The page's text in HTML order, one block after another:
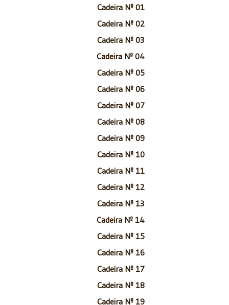
Cadeira Nº 01
Cadeira Nº 02
Cadeira Nº 03
Cadeira Nº 04
Cadeira Nº 05
Cadeira Nº 06
Cadeira Nº 07
Cadeira Nº 08
Cadeira Nº 09
Cadeira Nº 10
Cadeira Nº 11
Cadeira Nº 12
Cadeira Nº 13
Cadeira Nº 14
Cadeira Nº 15
Cadeira Nº 16
Cadeira Nº 17
Cadeira Nº 18
Cadeira Nº 19